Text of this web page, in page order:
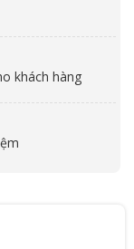
khách hàng